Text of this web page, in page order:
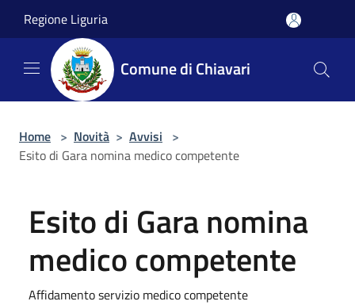
Regione Liguria
Comune di Chiavari
Home > Novità > Avvisi >
Esito di Gara nomina medico competente
Esito di Gara nomina
medico competente
Affidamento servizio medico competente